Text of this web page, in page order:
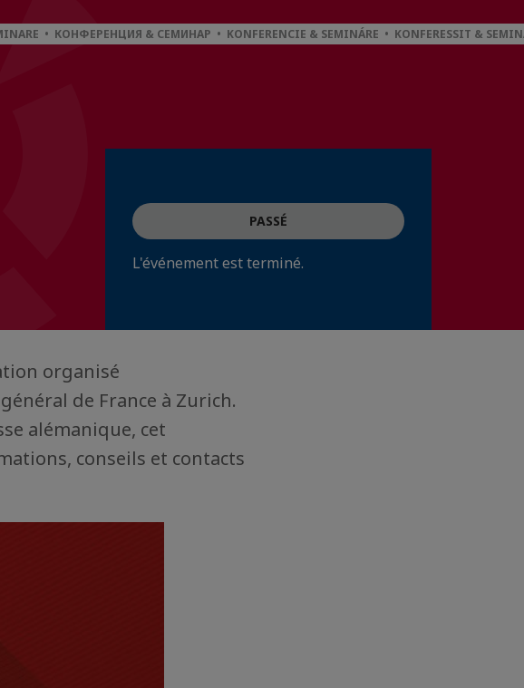
• КОНФЕРЕНЦИЯ & СЕМИНАР • KONFERENCIE & SEMINÁRE • KONFERESSIT &
PASSÉ
L'événement est terminé.
organisé
de France à Zurich.
alémanique, cet
conseils et contacts